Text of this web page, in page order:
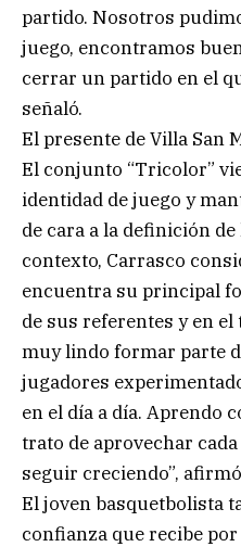
partido. Nosotros
juego, encontramos
cerrar un partido en el
señaló.
El presente de Villa San
El conjunto “Tricolor”
identidad de juego y
de cara a la definición
contexto, Carrasco
encuentra su principal
de sus referentes y en el
muy lindo formar parte
jugadores
en el día a día. Aprendo
trato de aprovechar
seguir creciendo”,
El joven basquetbolista
confianza que recibe